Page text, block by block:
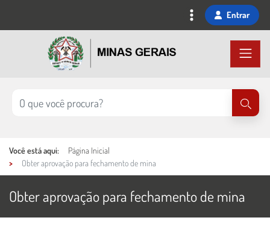
Entrar
Você está aqui:
Página Inicial
Obter aprovação para fechamento de mina
Obter aprovação para fechamento de mina